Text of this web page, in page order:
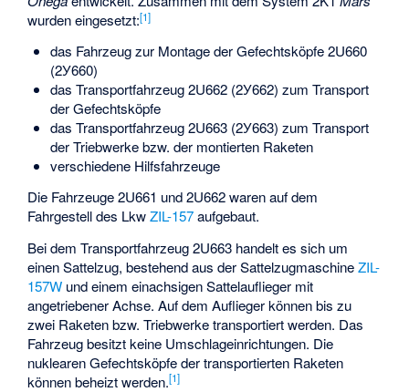
wurden eingesetzt:[1]
das Fahrzeug zur Montage der Gefechtsköpfe 2U660
(2У660)
das Transportfahrzeug 2U662 (2У662) zum Transport
der Gefechtsköpfe
das Transportfahrzeug 2U663 (2У663) zum Transport
der Triebwerke bzw. der montierten Raketen
verschiedene Hilfsfahrzeuge
Die Fahrzeuge 2U661 und 2U662 waren auf dem
Fahrgestell des LkwZIL-157aufgebaut.
Bei dem Transportfahrzeug 2U663 handelt es sich um
einen Sattelzug, bestehend aus der SattelzugmaschineZIL-
157W und einem einachsigen Sattelauflieger mit
angetriebener Achse. Auf dem Auflieger können bis zu
zwei Raketen bzw. Triebwerke transportiert werden. Das
Fahrzeug besitzt keine Umschlageinrichtungen. Die
nuklearen Gefechtsköpfe der transportierten Raketen
können beheizt werden.[1]